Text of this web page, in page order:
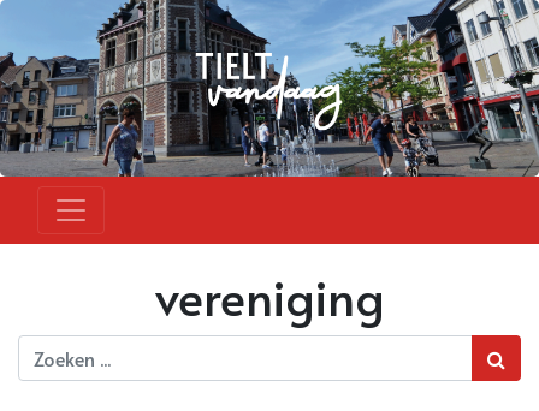
vereniging